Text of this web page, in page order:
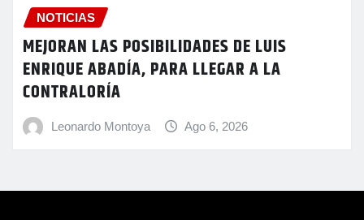
NOTICIAS
MEJORAN LAS POSIBILIDADES DE LUIS
ENRIQUE ABADÍA, PARA LLEGAR A LA
CONTRALORÍA
Leonardo Montoya Ago 6, 2026